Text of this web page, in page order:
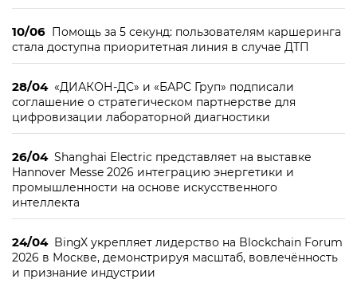
10/06 Помощь за 5 секунд: пользователям каршеринга
стала доступна приоритетная линия в случае ДТП
28/04 «ДИАКОН-ДС» и «БАРС Груп» подписали
соглашение о стратегическом партнерстве для
цифровизации лабораторной диагностики
26/04 Shanghai Electric представляет на выставке
Hannover Messe 2026 интеграцию энергетики и
промышленности на основе искусственного
интеллекта
24/04 BingX укрепляет лидерство на Blockchain Forum
2026 в Москве, демонстрируя масштаб, вовлечённость
и признание индустрии